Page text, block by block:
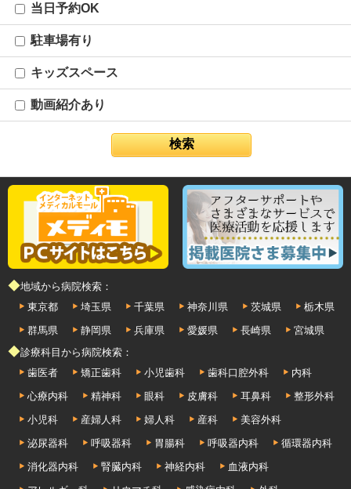
当日予約OK
駐車場有り
キッズスペース
動画紹介あり
◆地域から病院検索：
東京都
埼玉県 千葉県 神奈川県 茨城県
栃木県
群馬県
静岡県 兵庫県 愛媛県 長崎県
宮城県
◆診療科目から病院検索：
歯医者
矯正歯科 小児歯科 歯科口腔外科
内科
心療内科
精神科 眼科 皮膚科 耳鼻科
整形外科
小児科
産婦人科 婦人科 産科
美容外科
泌尿器科
呼吸器科 胃腸科 呼吸器内科
循環器内科
消化器内科
腎臓内科 神経内科
血液内科